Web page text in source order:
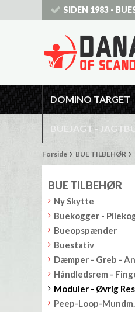
SIDEN 1983 -
DOMINO TARGET
BUEJAGT -
Forside BUE TILBEHØR
BUE TILBEHØR
Ny Skytte
Buekogger -
Bueopspænder
Buestativ
Dæmper - Greb -
Håndledsrem -
Moduler - Øvrig
Peep-Loop-